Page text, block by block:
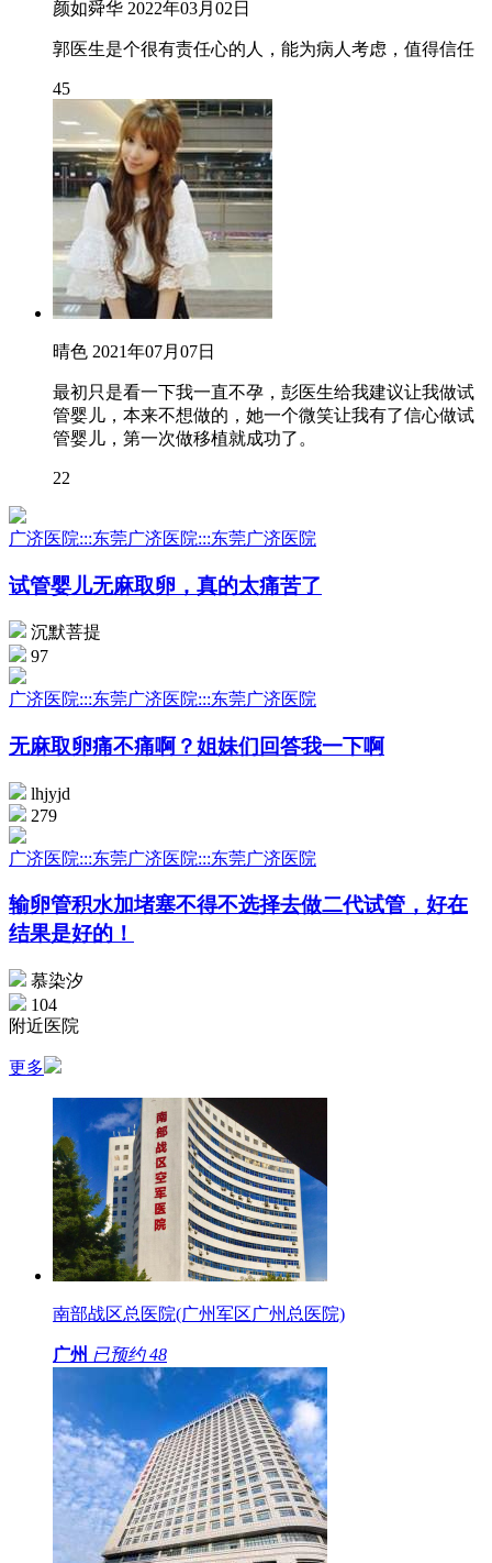
颜如舜华 2022年03月02日
郭医生是个很有责任心的人，能为病人考虑，值得信任
45
晴色 2021年07月07日
最初只是看一下我一直不孕，彭医生给我建议让我做试
管婴儿，本来不想做的，她一个微笑让我有了信心做试
管婴儿，第一次做移植就成功了。
22
广济医院:::东莞广济医院:::东莞广济医院
试管婴儿无麻取卵，真的太痛苦了
沉默菩提
97
广济医院:::东莞广济医院:::东莞广济医院
无麻取卵痛不痛啊？姐妹们回答我一下啊
lhjyjd
279
广济医院:::东莞广济医院:::东莞广济医院
输卵管积水加堵塞不得不选择去做二代试管，好在
结果是好的！
慕染汐
104
附近医院
更多
南部战区总医院(广州军区广州总医院)
广州 已预约 48